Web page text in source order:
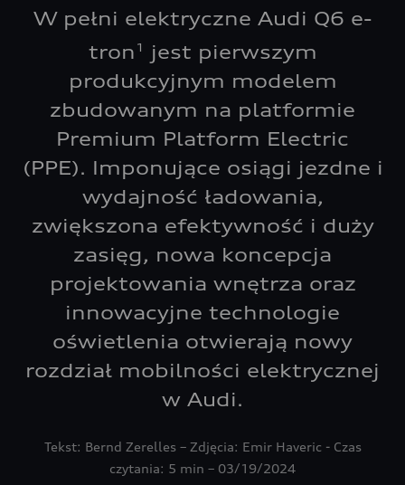
W pełni elektryczne Audi Q6 e-
tron 1
jest pierwszym
produkcyjnym modelem
zbudowanym na platformie
Premium Platform Electric
(PPE). Imponujące osiągi jezdne i
wydajność ładowania,
zwiększona efektywność i duży
zasięg, nowa koncepcja
projektowania wnętrza oraz
innowacyjne technologie
oświetlenia otwierają nowy
rozdział mobilności elektrycznej
w Audi.
Tekst: Bernd Zerelles – Zdjęcia: Emir Haveric - Czas
czytania: 5 min – 03/19/2024